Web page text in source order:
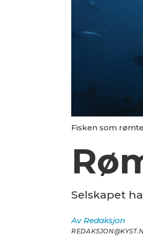
Fisken som
Selskapet
Av Redaksjon